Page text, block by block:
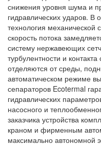
снижения уровня шума и
гидравлических ударов. В
технология механической
скорость потока
систему нержавеющих
турбулентности и
отделяются от среды,
автоматическом режиме
сепараторов Ecotermal
гидравлических
насосного и
заказчика устройства
краном и фирменным
максимально автономной